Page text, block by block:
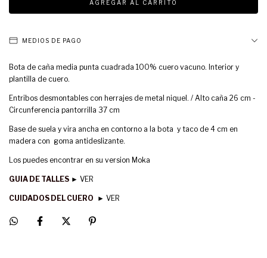
MEDIOS DE PAGO
Bota de caña media punta cuadrada 100% cuero vacuno. Interior y
plantilla de cuero.
Entribos desmontables con herrajes de metal niquel. / Alto caña 26 cm -
Circunferencia pantorrilla 37 cm
Base de suela y vira ancha en contorno a la bota y taco de 4 cm en
madera con goma antideslizante.
Los puedes encontrar en su version Moka
GUIA DE TALLES ► VER
CUIDADOS DEL CUERO ► VER